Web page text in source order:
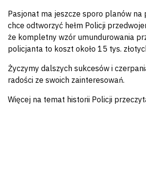
Pasjonat ma jeszcze sporo planów na
chce odtworzyć hełm Policji
że kompletny wzór umundurowania
policjanta to koszt około 15 tys.
Życzymy dalszych sukcesów i
radości ze swoich zainteresowań.
Więcej na temat historii Policji